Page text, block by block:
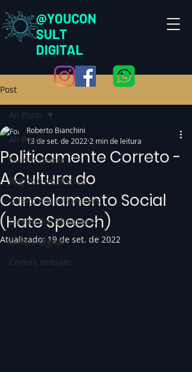
@YOUCON
SULT
DIGITAL
Post
All Posts
Direito Gamer
Registro de Marcas
Direito dos Influencers
Direito dos Streamers
Direito Digital
Crimes Virtuais
All Posts
Politicamente Correto -
A Cultura do
Cancelamento Social
(Hate Speech)
Roberto Bianchini
13 de set. de 2022 2 min de leitura
Atualizado:19 de set. de 2022